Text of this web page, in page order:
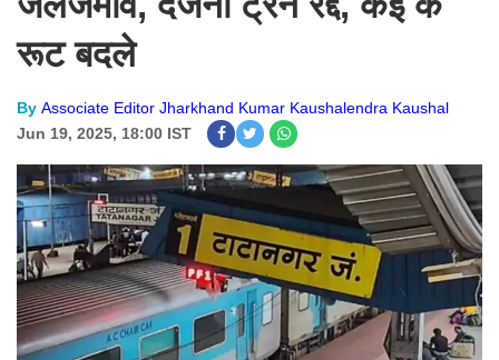
रूट बदले
By Associate Editor Jharkhand Kumar Kaushalendra Kaushal
Jun 19, 2025, 18:00 IST